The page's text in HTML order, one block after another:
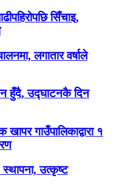
सिँचाइ,
लगातार वर्षाले
हुँदै, उद्घाटनकै दिन
गाउँपालिकाद्वारा १
स्थापना, उत्कृष्ट